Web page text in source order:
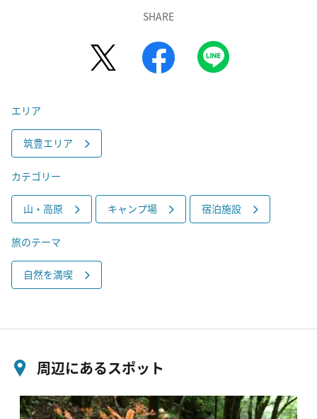
SHARE
エリア
筑豊エリア
カテゴリー
山・高原 キャンプ場 宿泊施設
旅のテーマ
自然を満喫
周辺にあるスポット